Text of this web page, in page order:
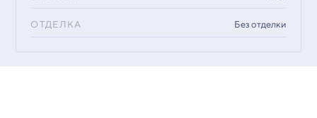
ОТДЕЛКА Без отделки